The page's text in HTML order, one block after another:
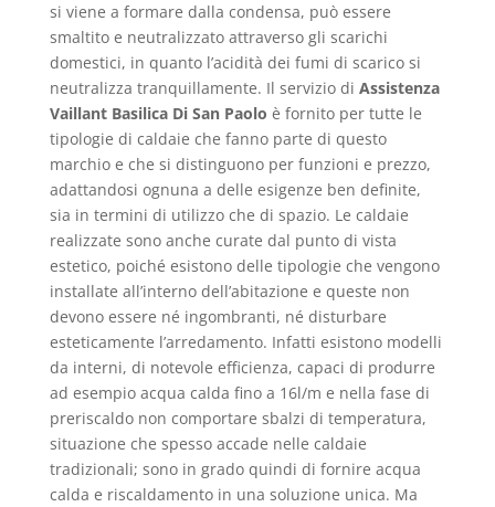
si viene a formare dalla condensa, può essere
smaltito e neutralizzato attraverso gli scarichi
domestici, in quanto l’acidità dei fumi di scarico si
neutralizza tranquillamente. Il servizio di Assistenza
Vaillant Basilica Di San Paolo è fornito per tutte le
tipologie di caldaie che fanno parte di questo
marchio e che si distinguono per funzioni e prezzo,
adattandosi ognuna a delle esigenze ben definite,
sia in termini di utilizzo che di spazio. Le caldaie
realizzate sono anche curate dal punto di vista
estetico, poiché esistono delle tipologie che vengono
installate all’interno dell’abitazione e queste non
devono essere né ingombranti, né disturbare
esteticamente l’arredamento. Infatti esistono modelli
da interni, di notevole efficienza, capaci di produrre
ad esempio acqua calda fino a 16l/m e nella fase di
preriscaldo non comportare sbalzi di temperatura,
situazione che spesso accade nelle caldaie
tradizionali; sono in grado quindi di fornire acqua
calda e riscaldamento in una soluzione unica. Ma